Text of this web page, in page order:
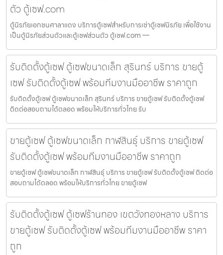
ตัว ตู้เซฟ.com
ตู้นิรภัยเอกชนศาลาแดง บริการตู้เซฟสำหรับการเช่าตู้เซฟนิรภัย เพื่อใช้งาน
เป็นตู้นิรภัยส่วนตัวและตู้เซฟส่วนตัว ตู้เซฟ.com —
รับติดตั้งตู้เซฟ ตู้เซฟขนาดเล็ก สุรินทร์ บริการ ขายตู้
เซฟ รับติดตั้งตู้เซฟ พร้อมทีมงานมืออาชีพ ราคาถูก
รับติดตั้งตู้เซฟ ตู้เซฟขนาดเล็ก สุรินทร์ บริการ ขายตู้เซฟ รับติดตั้งตู้เซฟ
ติดต่อสอบถามได้ตลอด พร้อมให้บริการทั่วไทย รับ
ขายตู้เซฟ ตู้เซฟขนาดเล็ก กาฬสินธุ์ บริการ ขายตู้เซฟ
รับติดตั้งตู้เซฟ พร้อมทีมงานมืออาชีพ ราคาถูก
ขายตู้เซฟ ตู้เซฟขนาดเล็ก กาฬสินธุ์ บริการ ขายตู้เซฟ รับติดตั้งตู้เซฟ ติดต่อ
สอบถามได้ตลอด พร้อมให้บริการทั่วไทย ขายตู้เซฟ
รับติดตั้งตู้เซฟ ตู้เซฟร้านทอง เขตวังทองหลาง บริการ
ขายตู้เซฟ รับติดตั้งตู้เซฟ พร้อมทีมงานมืออาชีพ ราคา
ถูก